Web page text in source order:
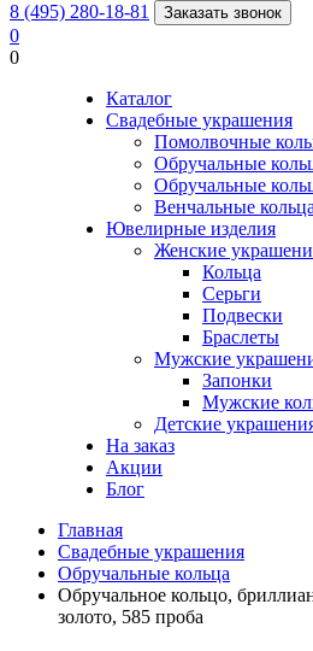
8 (495) 280-18-81 Заказать звонок
0
0
Каталог
Свадебные украшения
Помолвочные
Обручальные
Обручальные
Венчальные кольца
Ювелирные изделия
Женские
Кольца
Серьги
Подвески
Браслеты
Мужские
Запонки
Мужские
Детские
На заказ
Акции
Блог
Главная
Свадебные украшения
Обручальные кольца
Обручальное кольцо,
золото, 585 проба